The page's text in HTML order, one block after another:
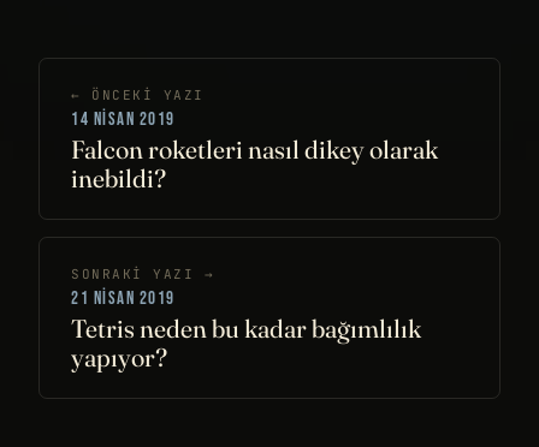
← ÖNCEKI YAZI
14 NISAN 2019
Falcon roketleri nasıl dikey olarak
inebildi?
SONRAKI YAZI →
21 NISAN 2019
Tetris neden bu kadar bağımlılık
yapıyor?